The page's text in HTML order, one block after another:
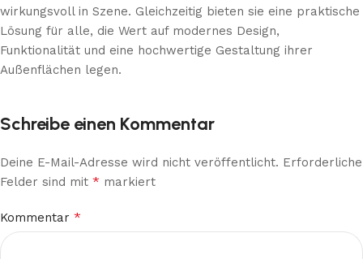
wirkungsvoll in Szene. Gleichzeitig bieten sie eine praktische
Lösung für alle, die Wert auf modernes Design,
Funktionalität und eine hochwertige Gestaltung ihrer
Außenflächen legen.
Schreibe einen Kommentar
Deine E-Mail-Adresse wird nicht veröffentlicht. Erforderliche
Felder sind mit * markiert
Kommentar *